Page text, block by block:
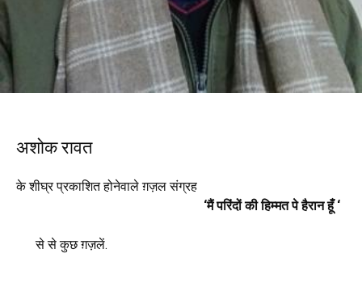
अशोक रावत
के शीघ्र प्रकाशित होनेवाले ग़ज़ल संग्रह
‘मैं परिंदों की हिम्मत पे हैरान हूँ ‘
से से कुछ ग़ज़लें.